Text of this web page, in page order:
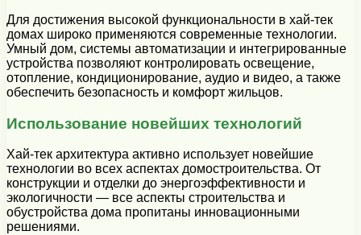
Для достижения высокой функциональности в хай-тек
домах широко применяются современные технологии.
Умный дом, системы автоматизации и интегрированные
устройства позволяют контролировать освещение,
отопление, кондиционирование, аудио и видео, а также
обеспечить безопасность и комфорт жильцов.
Использование новейших технологий
Хай-тек архитектура активно использует новейшие
технологии во всех аспектах домостроительства. От
конструкции и отделки до энергоэффективности и
экологичности — все аспекты строительства и
обустройства дома пропитаны инновационными
решениями.